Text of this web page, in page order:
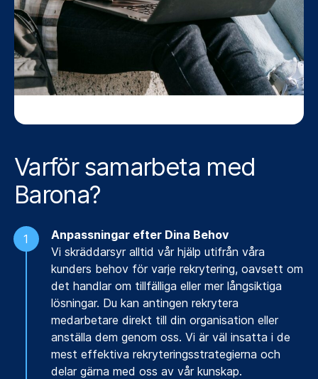
Varför samarbeta med
Barona?
Anpassningar efter Dina Behov
Vi skräddarsyr alltid vår hjälp utifrån våra
kunders behov för varje rekrytering, oavsett om
det handlar om tillfälliga eller mer långsiktiga
lösningar. Du kan antingen rekrytera
medarbetare direkt till din organisation eller
anställa dem genom oss. Vi är väl insatta i de
mest effektiva rekryteringsstrategierna och
delar gärna med oss av vår kunskap.